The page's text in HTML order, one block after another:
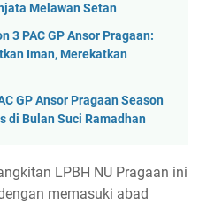
Melawan Setan
3 PAC GP Ansor Pragaan:
Iman, Merekatkan
GP Ansor Pragaan Season
di Bulan Suci Ramadhan
LPBH NU Pragaan ini
memasuki abad